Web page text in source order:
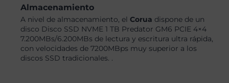
Almacenamiento
A nivel de almacenamiento, elCorua dispone de un
disco Disco SSD NVME 1 TB Predator GM6 PCIE 4×4
7.200MBs/6.200MBs de lectura y escritura ultra rápida,
con velocidades de 7200MBps muy superior a los
discos SSD tradicionales. .